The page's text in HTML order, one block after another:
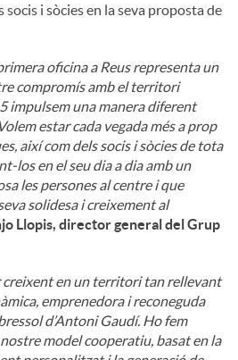
i sòcies en la seva proposta de
oficina a Reus representa un
compromís amb el territori
impulsem una manera diferent
estar cada vegada més a prop
així com dels socis i sòcies de tota
los en el seu dia a dia amb un
les persones al centre i que
solidesa i creixement al
Llopis, director general del Grup
creixent en un territori tan rellevant
emprenedora i reconeguda
d’Antoni Gaudí. Ho fem
model cooperatiu, basat en la